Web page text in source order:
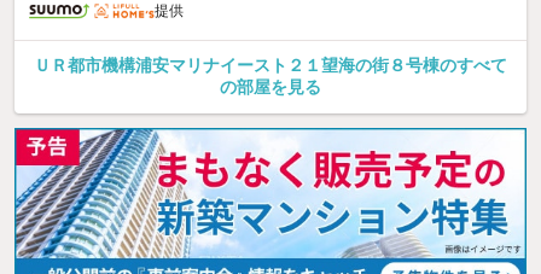
提供
ＵＲ都市機構浦安マリナイースト２１望海の街８号棟のすべて
の部屋を見る